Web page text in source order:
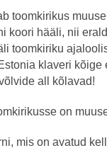
toomkirikus
koori hääli, nii
toomkiriku
klaveri
all kõlavad!
on
mis on avatud